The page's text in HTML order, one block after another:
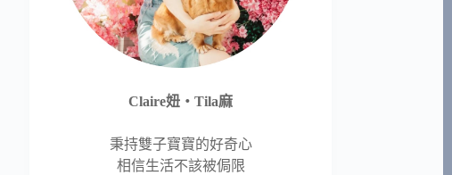
Claire妞‧Tila麻
秉持雙子寶寶的好奇心
相信生活不該被侷限